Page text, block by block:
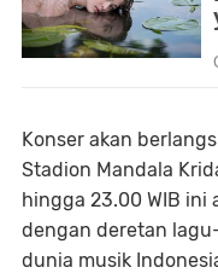
Konser akan
Stadion Mandala
hingga 23.00 WIB ini
dengan deretan
dunia musik